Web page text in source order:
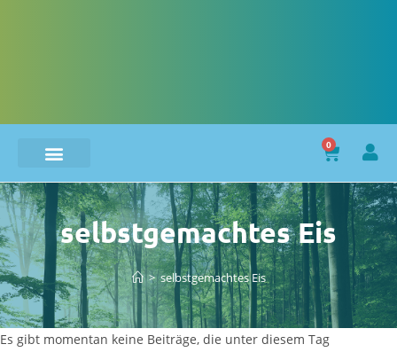
0
selbstgemachtes Eis
> selbstgemachtes Eis
Es gibt momentan keine Beiträge, die unter diesem Tag